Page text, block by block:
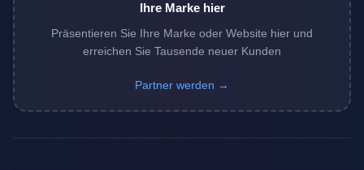
Ihre Marke hier
Präsentieren Sie Ihre Marke oder Website hier und
erreichen Sie Tausende neuer Kunden
Partner werden →